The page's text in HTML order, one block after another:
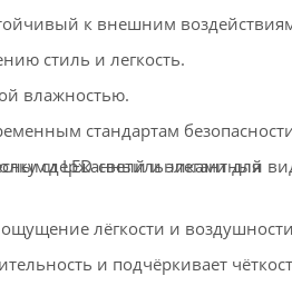
к внешним
стиль и легкость.
влажностью.
стандартам
LED-светильниками для
сдержанный и элегантный
лёгкости и
и подчёркивает